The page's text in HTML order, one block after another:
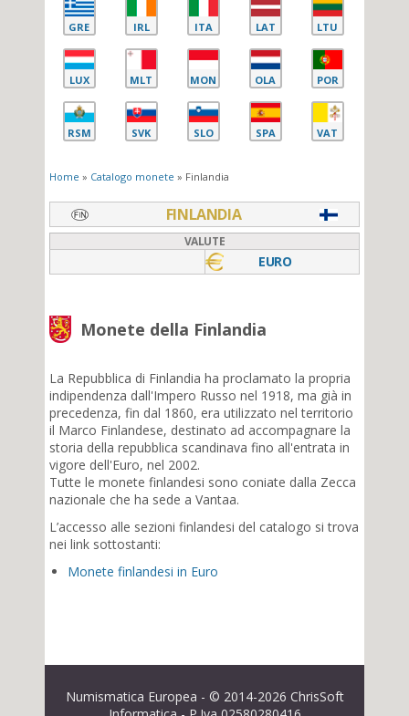
GRE IRL ITA LAT LTU
LUX MLT MON OLA POR
RSM SVK SLO SPA VAT
Home » Catalogo monete » Finlandia
FINLANDIA
VALUTE
EURO
Monete della Finlandia
La Repubblica di Finlandia ha proclamato la propria
indipendenza dall'Impero Russo nel 1918, ma già in
precedenza, fin dal 1860, era utilizzato nel territorio
il Marco Finlandese, destinato ad accompagnare la
storia della repubblica scandinava fino all'entrata in
vigore dell'Euro, nel 2002.
Tutte le monete finlandesi sono coniate dalla Zecca
nazionale che ha sede a Vantaa.
L’accesso alle sezioni finlandesi del catalogo si trova
nei link sottostanti:
Monete finlandesi in Euro
Numismatica Europea - © 2014-2026 ChrisSoft